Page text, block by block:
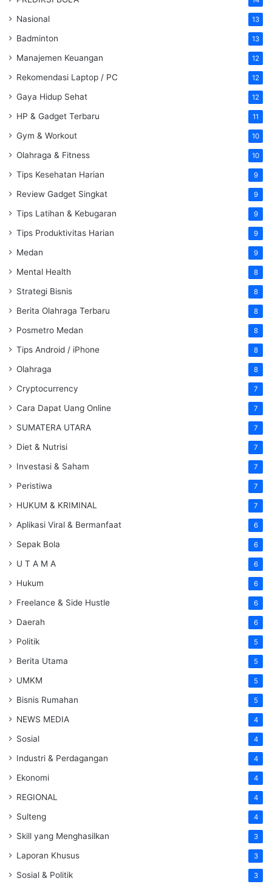
Nasional 13
Badminton 13
Manajemen Keuangan 12
Rekomendasi Laptop / PC 12
Gaya Hidup Sehat 12
HP & Gadget Terbaru 11
Gym & Workout 10
Olahraga & Fitness 10
Tips Kesehatan Harian 9
Review Gadget Singkat 9
Tips Latihan & Kebugaran 9
Tips Produktivitas Harian 9
Medan 9
Mental Health 8
Strategi Bisnis 8
Berita Olahraga Terbaru 8
Posmetro Medan 8
Tips Android / iPhone 8
Olahraga 8
Cryptocurrency 7
Cara Dapat Uang Online 7
SUMATERA UTARA 7
Diet & Nutrisi 7
Investasi & Saham 7
Peristiwa 7
HUKUM & KRIMINAL 7
Aplikasi Viral & Bermanfaat 6
Sepak Bola 6
U T A M A 6
Hukum 6
Freelance & Side Hustle 6
Daerah 6
Politik 5
Berita Utama 5
UMKM 5
Bisnis Rumahan 5
NEWS MEDIA 4
Sosial 4
Industri & Perdagangan 4
Ekonomi 4
REGIONAL 4
Sulteng 4
Skill yang Menghasilkan 3
Laporan Khusus 3
Sosial & Politik 3